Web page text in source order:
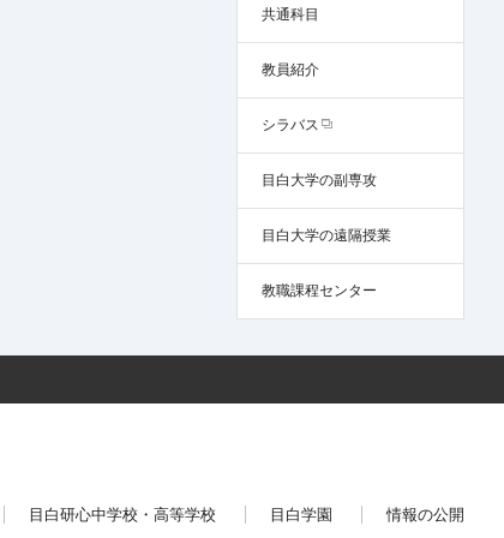
共通科目
教員紹介
シラバス
目白大学の副専攻
目白大学の遠隔授業
教職課程センター
目白研心中学校・高等学校 目白学園 情報の公開